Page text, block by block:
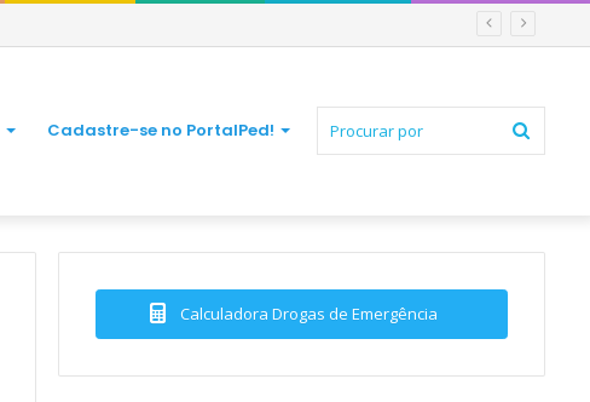
Cadastre-se no PortalPed!
Calculadora Drogas de Emergência